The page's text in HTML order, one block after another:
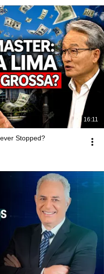
16:11
Stopped?